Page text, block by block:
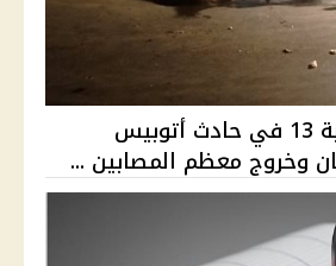
وفاة طفل وإصابة 13 في حادث أتوبيس
وخروج معظم المصابين ...